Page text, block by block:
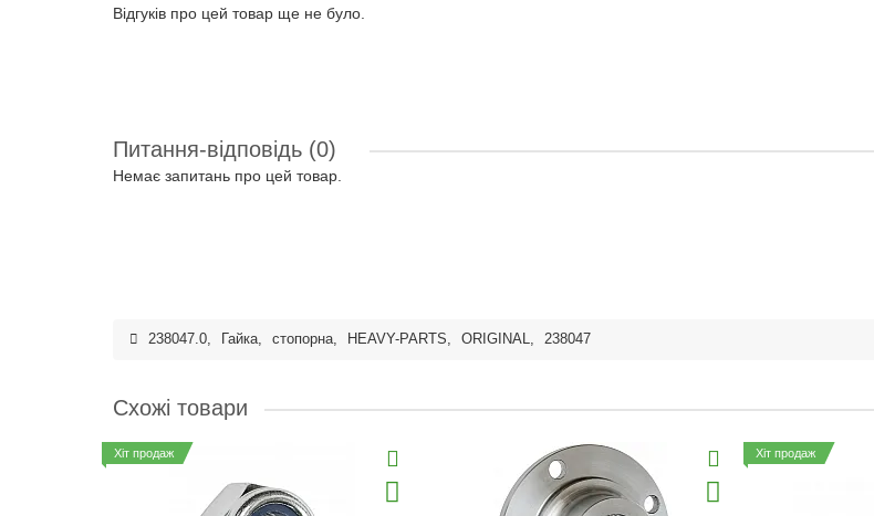
Відгуків про цей товар ще не було.
Питання-відповідь (0)
Немає запитань про цей товар.
238047.0, Гайка, стопорна, HEAVY-PARTS, ORIGINAL, 238047
Схожі товари
Хіт продаж Хіт продаж